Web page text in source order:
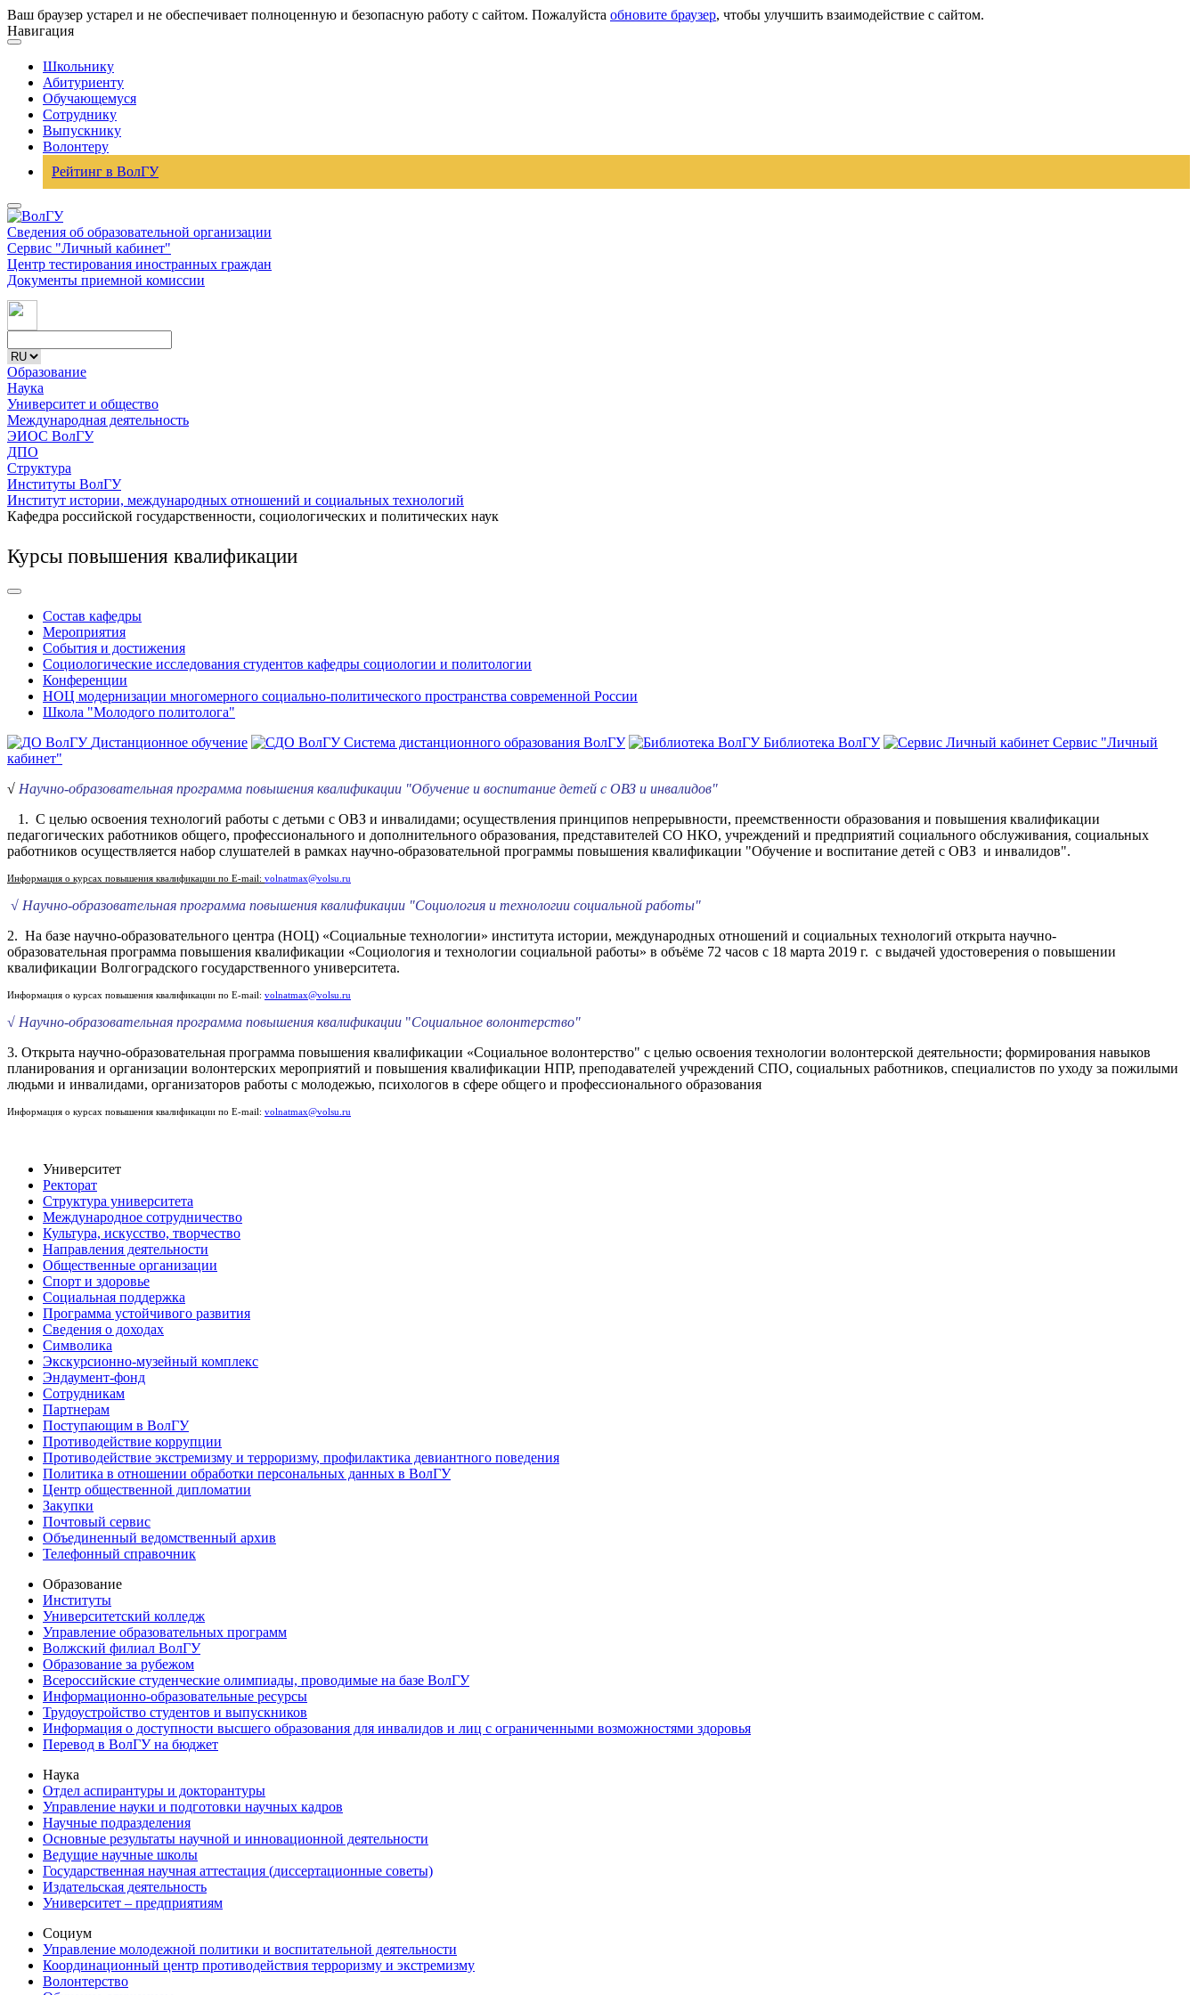
Ваш браузер устарел и не обеспечивает полноценную и безопасную работу с сайтом. Пожалуйста обновите браузер, чтобы улучшить взаимодействие с сайтом.
Навигация
Школьнику
Абитуриенту
Обучающемуся
Сотруднику
Выпускнику
Волонтеру
Рейтинг в ВолГУ
Сведения об образовательной организации
Сервис "Личный кабинет"
Центр тестирования иностранных граждан
Документы приемной комиссии
Образование
Наука
Университет и общество
Международная деятельность
ЭИОС ВолГУ
ДПО
Структура
Институты ВолГУ
Институт истории, международных отношений и социальных технологий
Кафедра российской государственности, социологических и политических наук
Курсы повышения квалификации
Состав кафедры
Мероприятия
События и достижения
Социологические исследования студентов кафедры социологии и политологии
Конференции
НОЦ модернизации многомерного социально-политического пространства современной России
Школа "Молодого политолога"
Дистанционное обучение
Система дистанционного образования ВолГУ Библиотека ВолГУ
Сервис "Личный
кабинет"
√ Научно-образовательная программа повышения квалификации "Обучение и воспитание детей с ОВЗ и инвалидов"
1. С целью освоения технологий работы с детьми с ОВЗ и инвалидами; осуществления принципов непрерывности, преемственности образования и повышения квалификации
педагогических работников общего, профессионального и дополнительного образования, представителей СО НКО, учреждений и предприятий социального обслуживания, социальных
работников осуществляется набор слушателей в рамках научно-образовательной программы повышения квалификации "Обучение и воспитание детей с ОВЗ и инвалидов".
Информация о курсах повышения квалификации по E-mail: volnatmax@volsu.ru
√ Научно-образовательная программа повышения квалификации "Социология и технологии социальной работы"
2. На базе научно-образовательного центра (НОЦ) «Социальные технологии» института истории, международных отношений и социальных технологий открыта научно-
образовательная программа повышения квалификации «Социология и технологии социальной работы» в объёме 72 часов с 18 марта 2019 г. с выдачей удостоверения о повышении
квалификации Волгоградского государственного университета.
Информация о курсах повышения квалификации по E-mail: volnatmax@volsu.ru
√ Научно-образовательная программа повышения квалификации "Социальное волонтерство"
3. Открыта научно-образовательная программа повышения квалификации «Социальное волонтерство" с целью освоения технологии волонтерской деятельности; формирования навыков
планирования и организации волонтерских мероприятий и повышения квалификации НПР, преподавателей учреждений СПО, социальных работников, специалистов по уходу за пожилыми
людьми и инвалидами, организаторов работы с молодежью, психологов в сфере общего и профессионального образования
Информация о курсах повышения квалификации по E-mail: volnatmax@volsu.ru
Университет
Ректорат
Структура университета
Международное сотрудничество
Культура, искусство, творчество
Направления деятельности
Общественные организации
Спорт и здоровье
Социальная поддержка
Программа устойчивого развития
Сведения о доходах
Символика
Экскурсионно-музейный комплекс
Эндаумент-фонд
Сотрудникам
Партнерам
Поступающим в ВолГУ
Противодействие коррупции
Противодействие экстремизму и терроризму, профилактика девиантного поведения
Политика в отношении обработки персональных данных в ВолГУ
Центр общественной дипломатии
Закупки
Почтовый сервис
Объединенный ведомственный архив
Телефонный справочник
Образование
Институты
Университетский колледж
Управление образовательных программ
Волжский филиал ВолГУ
Образование за рубежом
Всероссийские студенческие олимпиады, проводимые на базе ВолГУ
Информационно-образовательные ресурсы
Трудоустройство студентов и выпускников
Информация о доступности высшего образования для инвалидов и лиц с ограниченными возможностями здоровья
Перевод в ВолГУ на бюджет
Наука
Отдел аспирантуры и докторантуры
Управление науки и подготовки научных кадров
Научные подразделения
Основные результаты научной и инновационной деятельности
Ведущие научные школы
Государственная научная аттестация (диссертационные советы)
Издательская деятельность
Университет – предприятиям
Социум
Управление молодежной политики и воспитательной деятельности
Координационный центр противодействия терроризму и экстремизму
Волонтерство